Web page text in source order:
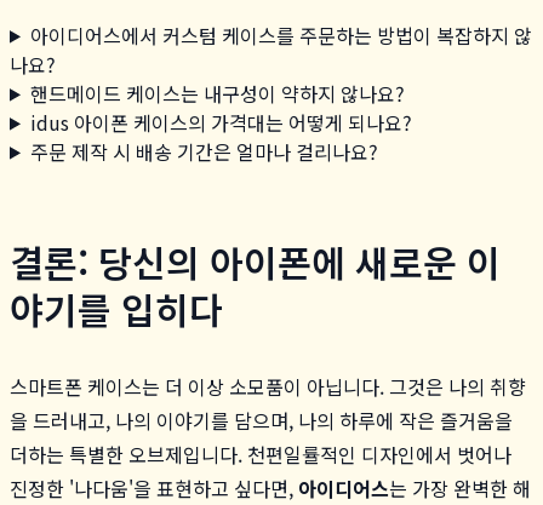
아이디어스에서 커스텀 케이스를 주문하는 방법이 복잡하지 않
나요?
핸드메이드 케이스는 내구성이 약하지 않나요?
idus 아이폰 케이스의 가격대는 어떻게 되나요?
주문 제작 시 배송 기간은 얼마나 걸리나요?
결론: 당신의 아이폰에 새로운 이
야기를 입히다
스마트폰 케이스는 더 이상 소모품이 아닙니다. 그것은 나의 취향
을 드러내고, 나의 이야기를 담으며, 나의 하루에 작은 즐거움을
더하는 특별한 오브제입니다. 천편일률적인 디자인에서 벗어나
진정한 '나다움'을 표현하고 싶다면, 아이디어스는 가장 완벽한 해